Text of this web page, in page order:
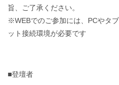
旨、ご了承ください。
※WEBでのご参加には、PCやタ
ット接続環境が必要です
■登壇者